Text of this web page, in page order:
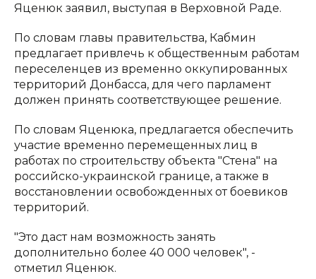
Яценюк заявил, выступая в Верховной Раде.
По словам главы правительства, Кабмин
предлагает привлечь к общественным работам
переселенцев из временно оккупированных
территорий Донбасса, для чего парламент
должен принять соответствующее решение.
По словам Яценюка, предлагается обеспечить
участие временно перемещенных лиц в
работах по строительству объекта "Стена" на
российско-украинской границе, а также в
восстановлении освобожденных от боевиков
территорий.
"Это даст нам возможность занять
дополнительно более 40 000 человек", -
отметил Яценюк.